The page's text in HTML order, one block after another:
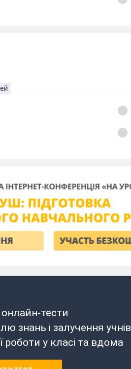
тести
знань і залучення учнів
роботи у класі та вдома